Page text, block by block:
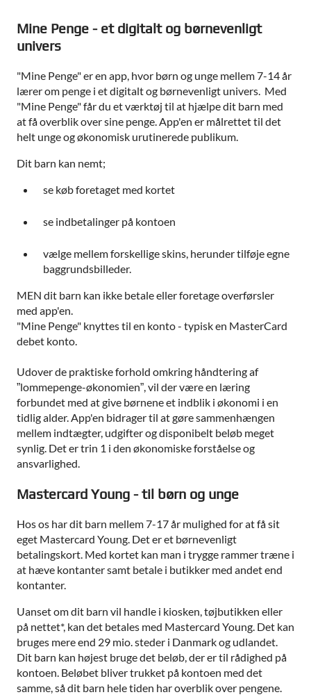
Mine Penge - et digitalt og børnevenligt
univers
"Mine Penge" er en app, hvor børn og unge mellem 7-14 år
lærer om penge i et digitalt og børnevenligt univers. Med
"Mine Penge" får du et værktøj til at hjælpe dit barn med
at få overblik over sine penge. App'en er målrettet til det
helt unge og økonomisk urutinerede publikum.
Dit barn kan nemt;
se køb foretaget med kortet
se indbetalinger på kontoen
vælge mellem forskellige skins, herunder tilføje egne
baggrundsbilleder.
MEN dit barn kan ikke betale eller foretage overførsler
med app'en.
"Mine Penge" knyttes til en konto - typisk en MasterCard
debet konto.
Udover de praktiske forhold omkring håndtering af
”lommepenge-økonomien”, vil der være en læring
forbundet med at give børnene et indblik i økonomi i en
tidlig alder. App'en bidrager til at gøre sammenhængen
mellem indtægter, udgifter og disponibelt beløb meget
synlig. Det er trin 1 i den økonomiske forståelse og
ansvarlighed.
Mastercard Young - til børn og unge
Hos os har dit barn mellem 7-17 år mulighed for at få sit
eget Mastercard Young. Det er et børnevenligt
betalingskort. Med kortet kan man i trygge rammer træne i
at hæve kontanter samt betale i butikker med andet end
kontanter.
Uanset om dit barn vil handle i kiosken, tøjbutikken eller
på nettet*, kan det betales med Mastercard Young. Det kan
bruges mere end 29 mio. steder i Danmark og udlandet.
Dit barn kan højest bruge det beløb, der er til rådighed på
kontoen. Beløbet bliver trukket på kontoen med det
samme, så dit barn hele tiden har overblik over pengene.